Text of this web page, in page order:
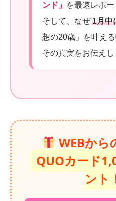
ンド」 を最速レポー
そして、なぜ1月中
想の20歳」を叶える
その真実をお伝えし
WEBから
QUOカード
ント